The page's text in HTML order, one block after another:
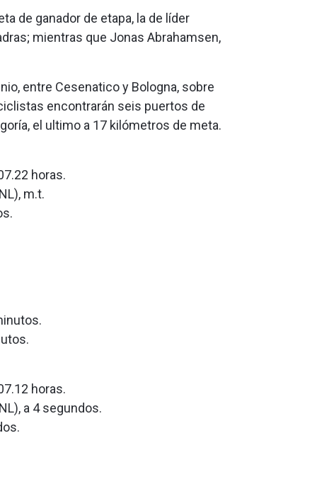
de ganador de etapa, la de líder
mientras que Jonas Abrahamsen,
entre Cesenatico y Bologna, sobre
encontrarán seis puertos de
el ultimo a 17 kilómetros de meta.
horas.
m.t.
horas.
a 4 segundos.